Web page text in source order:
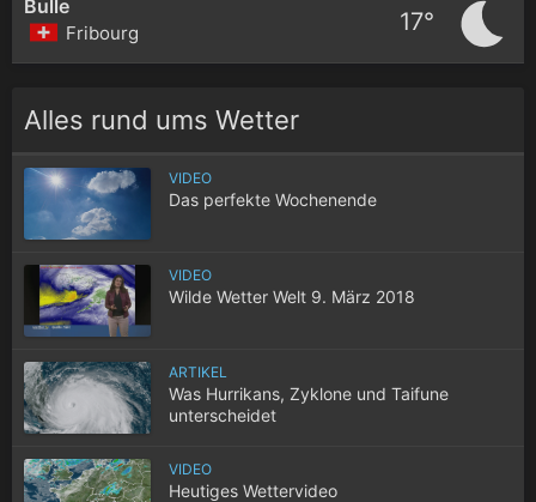
Bulle
Fribourg 17°
Alles rund ums Wetter
VIDEO
Das perfekte Wochenende
VIDEO
Wilde Wetter Welt 9. März 2018
ARTIKEL
Was Hurrikans, Zyklone und Taifune
unterscheidet
VIDEO
Heutiges Wettervideo